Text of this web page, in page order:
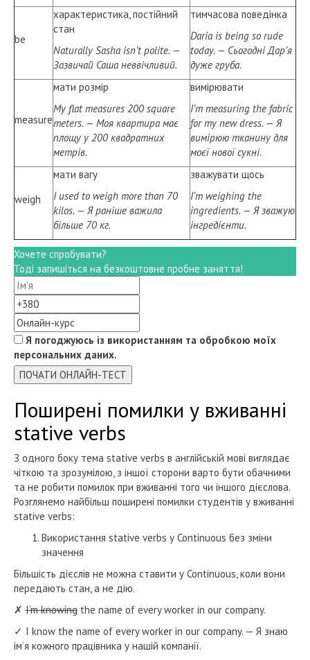
be
характеристика, постійний
стан
Naturally Sasha isn’t polite. —
Зазвичай Саша неввічливий.
тимчасова поведінка
Daria is being so rude
today. — Сьогодні Дар’я
дуже груба.
measure
мати розмір
My flat measures 200 square
meters. — Моя квартира має
площу у 200 квадратних
метрів.
вимірювати
I’m measuring the fabric
for my new dress. — Я
вимірюю тканину для
моєї нової сукні.
weigh
мати вагу
I used to weigh more than 70
kilos. — Я раніше важила
більше 70 кг.
зважувати щось
I’m weighing the
ingredients. — Я зважую
інгредієнти.
Хочете спробувати?
Тоді запишіться на безкоштовне пробне заняття!
Я погоджуюсь із використанням та обробкою моїх
персональних даних.
ПОЧАТИ ОНЛАЙН-ТЕСТ
Поширені помилки у вживанні
stative verbs
З одного боку тема stative verbs в англійській мові виглядає
чіткою та зрозумілою, з іншої сторони варто бути обачними
та не робити помилок при вживанні того чи іншого дієслова.
Розглянемо найбільш поширені помилки студентів у вживанні
stative verbs:
Використання stative verbs у Continuous без зміни
значення
Більшість дієслів не можна ставити у Continuous, коли вони
передають стан, а не дію.
✗ I’m knowing the name of every worker in our company.
✓ I know the name of every worker in our company. — Я знаю
ім’я кожного працівника у нашій компанії.